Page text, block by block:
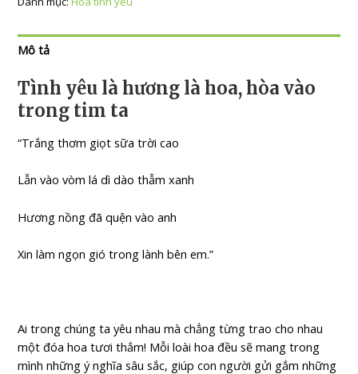
Mô tả
Tình yêu là hương là hoa, hòa vào
trong tim ta
“Trắng thơm giọt sữa trời cao
Lẫn vào vòm lá dì dào thẫm xanh
Hương nồng đã quện vào anh
Xin làm ngọn gió trong lành bên em.”
Ai trong chúng ta yêu nhau mà chẳng từng trao cho nhau
một đóa hoa tươi thắm! Mỗi loài hoa đều sẽ mang trong
mình những ý nghĩa sâu sắc, giúp con người gửi gắm những